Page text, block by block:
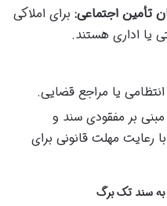
تأمین اجتماعی: برای املاکی
یا اداری هستند.
انتظامی یا مراجع قضایی.
مبنی بر مفقودی سند و
رعایت مهلت قانونی برای
به سند تک برگ